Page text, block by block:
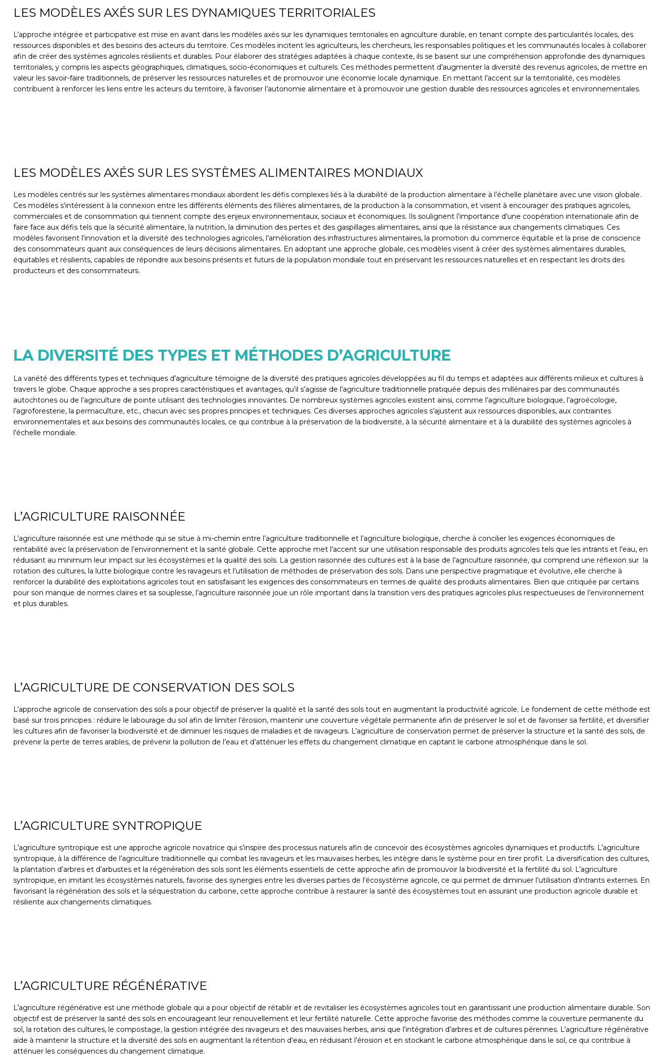
LES MODÈLES AXÉS SUR LES DYNAMIQUES TERRITORIALES
L’approche intégrée et participative est mise en avant dans les modèles axés sur les dynamiques territoriales en agriculture durable, en tenant compte des particularités locales, des
ressources disponibles et des besoins des acteurs du territoire. Ces modèles incitent les agriculteurs, les chercheurs, les responsables politiques et les communautés locales à collaborer
afin de créer des systèmes agricoles résilients et durables. Pour élaborer des stratégies adaptées à chaque contexte, ils se basent sur une compréhension approfondie des dynamiques
territoriales, y compris les aspects géographiques, climatiques, socio-économiques et culturels. Ces méthodes permettent d’augmenter la diversité des revenus agricoles, de mettre en
valeur les savoir-faire traditionnels, de préserver les ressources naturelles et de promouvoir une économie locale dynamique. En mettant l’accent sur la territorialité, ces modèles
contribuent à renforcer les liens entre les acteurs du territoire, à favoriser l’autonomie alimentaire et à promouvoir une gestion durable des ressources agricoles et environnementales.
LES MODÈLES AXÉS SUR LES SYSTÈMES ALIMENTAIRES MONDIAUX
Les modèles centrés sur les systèmes alimentaires mondiaux abordent les défis complexes liés à la durabilité de la production alimentaire à l’échelle planétaire avec une vision globale.
Ces modèles s’intéressent à la connexion entre les différents éléments des filières alimentaires, de la production à la consommation, et visent à encourager des pratiques agricoles,
commerciales et de consommation qui tiennent compte des enjeux environnementaux, sociaux et économiques. Ils soulignent l’importance d’une coopération internationale afin de
faire face aux défis tels que la sécurité alimentaire, la nutrition, la diminution des pertes et des gaspillages alimentaires, ainsi que la résistance aux changements climatiques. Ces
modèles favorisent l’innovation et la diversité des technologies agricoles, l’amélioration des infrastructures alimentaires, la promotion du commerce équitable et la prise de conscience
des consommateurs quant aux conséquences de leurs décisions alimentaires. En adoptant une approche globale, ces modèles visent à créer des systèmes alimentaires durables,
équitables et résilients, capables de répondre aux besoins présents et futurs de la population mondiale tout en préservant les ressources naturelles et en respectant les droits des
producteurs et des consommateurs.
LA DIVERSITÉ DES TYPES ET MÉTHODES D’AGRICULTURE
La variété des différents types et techniques d’agriculture témoigne de la diversité des pratiques agricoles développées au fil du temps et adaptées aux différents milieux et cultures à
travers le globe. Chaque approche a ses propres caractéristiques et avantages, qu’il s’agisse de l’agriculture traditionnelle pratiquée depuis des millénaires par des communautés
autochtones ou de l’agriculture de pointe utilisant des technologies innovantes. De nombreux systèmes agricoles existent ainsi, comme l’agriculture biologique, l’agroécologie,
l’agroforesterie, la permaculture, etc., chacun avec ses propres principes et techniques. Ces diverses approches agricoles s’ajustent aux ressources disponibles, aux contraintes
environnementales et aux besoins des communautés locales, ce qui contribue à la préservation de la biodiversité, à la sécurité alimentaire et à la durabilité des systèmes agricoles à
l’échelle mondiale.
L’AGRICULTURE RAISONNÉE
L’agriculture raisonnée est une méthode qui se situe à mi-chemin entre l’agriculture traditionnelle et l’agriculture biologique, cherche à concilier les exigences économiques de
rentabilité avec la préservation de l’environnement et la santé globale. Cette approche met l’accent sur une utilisation responsable des produits agricoles tels que les intrants et l’eau, en
réduisant au minimum leur impact sur les écosystèmes et la qualité des sols. La gestion raisonnée des cultures est à la base de l’agriculture raisonnée, qui comprend une réflexion sur la
rotation des cultures, la lutte biologique contre les ravageurs et l’utilisation de méthodes de préservation des sols. Dans une perspective pragmatique et évolutive, elle cherche à
renforcer la durabilité des exploitations agricoles tout en satisfaisant les exigences des consommateurs en termes de qualité des produits alimentaires. Bien que critiquée par certains
pour son manque de normes claires et sa souplesse, l’agriculture raisonnée joue un rôle important dans la transition vers des pratiques agricoles plus respectueuses de l’environnement
et plus durables.
L’AGRICULTURE DE CONSERVATION DES SOLS
L’approche agricole de conservation des sols a pour objectif de préserver la qualité et la santé des sols tout en augmentant la productivité agricole. Le fondement de cette méthode est
basé sur trois principes : réduire le labourage du sol afin de limiter l’érosion, maintenir une couverture végétale permanente afin de préserver le sol et de favoriser sa fertilité, et diversifier
les cultures afin de favoriser la biodiversité et de diminuer les risques de maladies et de ravageurs. L’agriculture de conservation permet de préserver la structure et la santé des sols, de
prévenir la perte de terres arables, de prévenir la pollution de l’eau et d’atténuer les effets du changement climatique en captant le carbone atmosphérique dans le sol.
L’AGRICULTURE SYNTROPIQUE
L’agriculture syntropique est une approche agricole novatrice qui s’inspire des processus naturels afin de concevoir des écosystèmes agricoles dynamiques et productifs. L’agriculture
syntropique, à la différence de l’agriculture traditionnelle qui combat les ravageurs et les mauvaises herbes, les intègre dans le système pour en tirer profit. La diversification des cultures,
la plantation d’arbres et d’arbustes et la régénération des sols sont les éléments essentiels de cette approche afin de promouvoir la biodiversité et la fertilité du sol. L’agriculture
syntropique, en imitant les écosystèmes naturels, favorise des synergies entre les diverses parties de l’écosystème agricole, ce qui permet de diminuer l’utilisation d’intrants externes. En
favorisant la régénération des sols et la séquestration du carbone, cette approche contribue à restaurer la santé des écosystèmes tout en assurant une production agricole durable et
résiliente aux changements climatiques.
L’AGRICULTURE RÉGÉNÉRATIVE
L’agriculture régénérative est une méthode globale qui a pour objectif de rétablir et de revitaliser les écosystèmes agricoles tout en garantissant une production alimentaire durable. Son
objectif est de préserver la santé des sols en encourageant leur renouvellement et leur fertilité naturelle. Cette approche favorise des méthodes comme la couverture permanente du
sol, la rotation des cultures, le compostage, la gestion intégrée des ravageurs et des mauvaises herbes, ainsi que l’intégration d’arbres et de cultures pérennes. L’agriculture régénérative
aide à maintenir la structure et la diversité des sols en augmentant la rétention d’eau, en réduisant l’érosion et en stockant le carbone atmosphérique dans le sol, ce qui contribue à
atténuer les conséquences du changement climatique.